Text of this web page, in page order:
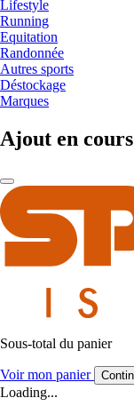
Lifestyle
Running
Equitation
Randonnée
Autres sports
Déstockage
Marques
Ajout en
Sous-total du panier
Voir mon panier
Loading...